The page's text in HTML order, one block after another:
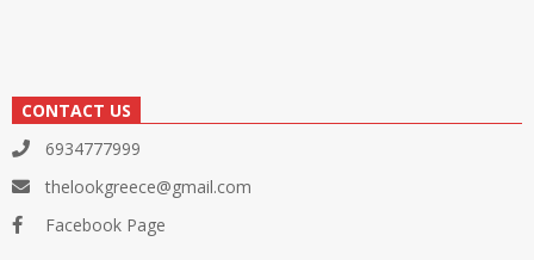
CONTACT US
6934777999
thelookgreece@gmail.com
Facebook Page